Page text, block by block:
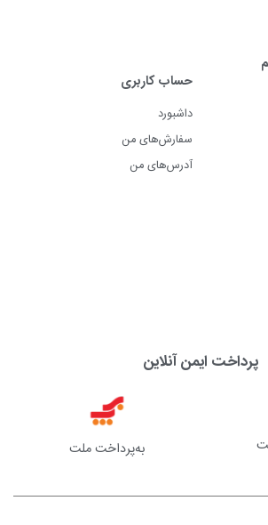
حساب کاربری
داشبورد
سفارش‌های من
آدرس‌های من
پرداخت ایمن آنلاین
به‌پرداخت ملت